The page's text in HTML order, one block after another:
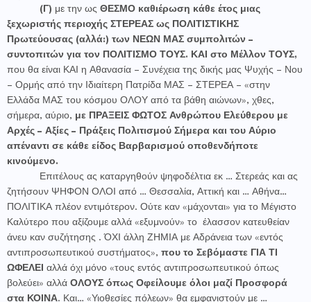
(Γ) με την ωςΘΕΣΜΟ καθιέρωση κάθε έτος μιας
ξεχωριστής περιοχής ΣΤΕΡΕΑΣ ως ΠΟΛΙΤΙΣΤΙΚΗΣ
Πρωτεύουσας (αλλά:) των ΝΕΩΝ ΜΑΣ συμπολιτών –
συντοπιτών για τον ΠΟΛΙΤΙΣΜΟ ΤΟΥΣ. ΚΑΙ στο Μέλλον ΤΟΥΣ,
που θα είναι ΚΑΙ η Αθανασία – Συνέχεια της δικής μας Ψυχής – Νου
– Ορμής από την Ιδιαίτερη Πατρίδα ΜΑΣ – ΣΤΕΡΕΑ – «στην
Ελλάδα ΜΑΣ του κόσμου ΟΛΟΥ από τα βάθη αιώνων», χθες,
σήμερα, αύριο, με ΠΡΑΞΕΙΣ ΦΩΤΟΣ Ανθρώπου Ελεύθερου με
Αρχές – Αξίες – Πράξεις Πολιτισμού Σήμερα και του Αύριο
απέναντι σε κάθε είδος Βαρβαρισμού οποθενδήποτε
κινούμενο.
Επιτέλους ας καταργηθούν ψηφοδέλτια εκ … Στερεάς και ας
ζητήσουν ΨΗΦΟΝ ΟΛΟΙ από … Θεσσαλία, Αττική και … Αθήνα…
ΠΟΛΙΤΙΚΑ πλέον εντιμότερον. Ούτε καν «μάχονται» για το Μέγιστο
Καλύτερο που αξίζουμε αλλά «εξυμνούν» το
έλασσον κατευθείαν
άνευ καν συζήτησης . ΌΧΙ άλλη ΖΗΜΙΑ με Αδράνεια των «εντός
αντιπροσωπευτικού συστήματος», που το Σεβόμαστε ΓΙΑ ΤΙ
ΩΦΕΛΕΙ
αλλά όχι μόνο «τους εντός αντιπροσωπευτικού όπως
βολεύει» αλλά ΟΛΟΥΣ όπως Οφείλουμε όλοι μαζί Προσφορά
στα ΚΟΙΝΑ. Και… «Υιοθεσίες πόλεων» θα εμφανιστούν με …